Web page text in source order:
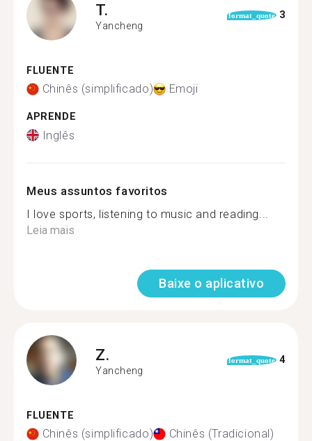
T.
Yancheng
format_quote 3
FLUENTE
Chinês (simplificado) Emoji
APRENDE
Inglês
Meus assuntos favoritos
I love sports, listening to music and reading...
Leia mais
Baixe o aplicativo
Z.
Yancheng
format_quote 4
FLUENTE
Chinês (simplificado) Chinês (Tradicional)